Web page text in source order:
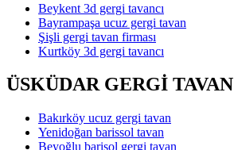
Beykent 3d gergi tavancı
Bayrampaşa ucuz gergi tavan
Şişli gergi tavan firması
Kurtköy 3d gergi tavancı
ÜSKÜDAR GERGİ TAVAN
Bakırköy ucuz gergi tavan
Yenidoğan barissol tavan
Beyoğlu barisol gergi tavan